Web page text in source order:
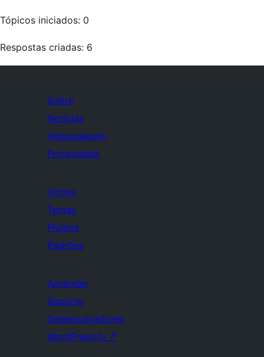
Tópicos iniciados: 0
Respostas criadas: 6
Sobre
Notícias
Hospedagem
Privacidade
Vitrine
Temas
Plugins
Padrões
Aprender
Suporte
Desenvolvedores
WordPress.tv ↗